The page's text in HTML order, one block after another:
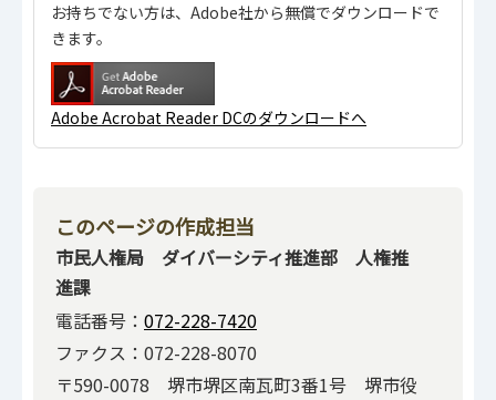
お持ちでない方は、Adobe社から無償でダウンロードで
きます。
Adobe Acrobat Reader DCのダウンロードへ
このページの作成担当
市民人権局 ダイバーシティ推進部 人権推
進課
電話番号： 072-228-7420
ファクス：072-228-8070
〒590-0078 堺市堺区南瓦町3番1号 堺市役